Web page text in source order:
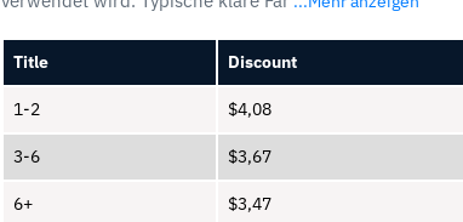
Title Discount
1-2 $4,08
3-6 $3,67
6+ $3,47